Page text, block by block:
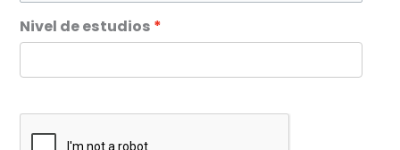
Nivel de estudios